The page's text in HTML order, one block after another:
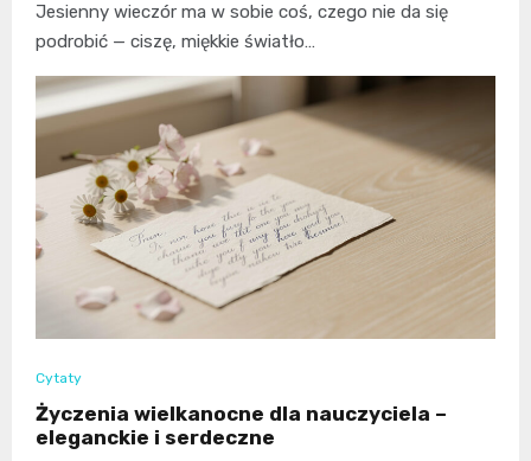
Jesienny wieczór ma w sobie coś, czego nie da się
podrobić — ciszę, miękkie światło…
Cytaty
Życzenia wielkanocne dla nauczyciela –
eleganckie i serdeczne